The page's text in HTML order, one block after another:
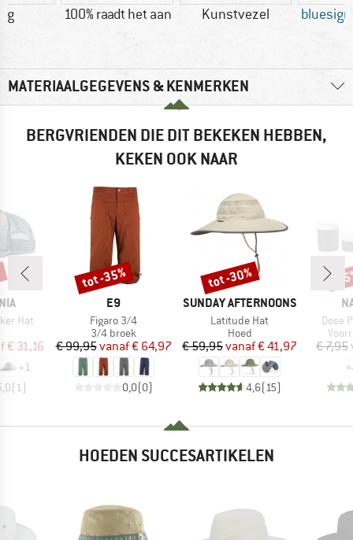
g 100% raadt het aan Kunstvezel bluesign
MATERIAALGEGEVENS & KENMERKEN
BERGVRIENDEN DIE DIT BEKEKEN HEBBEN,
KEKEN OOK NAAR
Hat
prijs
€ 31,16
+1
(1 )
MERK
E9
Artikel
Figaro 3/4
Productgroep
3/4 broek
Prijs
€ 99,95 Verlaagde prijs
vanaf€ 64,97
0,0(0)
Korting
tot -35%
MERK
SUNDAY AFTERNOONS
Artikel
Latitude Hat
Productgroep
Hoed
Prijs
€ 59,95 Verlaagde prijs
vanaf€ 41,97
4,6(15)
Korting
tot -30%
Artikel
Dose
€ 7,95
-
HOEDEN SUCCESARTIKELEN